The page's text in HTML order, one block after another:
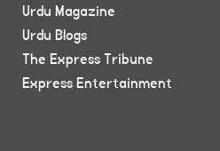
Urdu Magazine
Urdu Blogs
The Express Tribune
Express Entertainment